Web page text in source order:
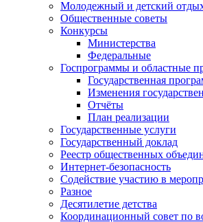
Молодежный и детский
Общественные советы
Конкурсы
Министерства
Федеральные
Госпрограммы и областные
Государственная
Изменения
Отчёты
План реализации
Государственные услуги
Государственный доклад
Реестр общественных
Интернет-безопасность
Содействие участию в
Разное
Десятилетие детства
Координационный совет по